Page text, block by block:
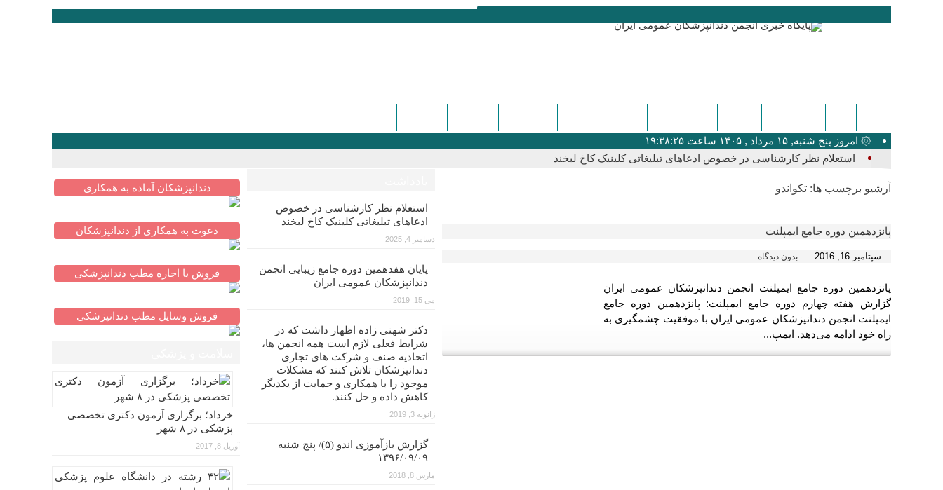
۞ امروز پنج شنبه, ۱۵ مرداد , ۱۴۰۵ ساعت ۱۹:۳۸:۲۵
ب_
آرشیو برچسب ها: تکواندو
پانزدهمین دوره جامع ایمپلنت
سپتامبر 16, 2016 بدون دیدگاه
پانزدهمین دوره جامع ایمپلنت انجمن دندانپزشکان عمومی ایران
گزارش هفته چهارم دوره جامع ایمپلنت: پانزدهمین دوره جامع
ایمپلنت انجمن دندانپزشکان عمومی ایران با موفقیت چشمگیری به
راه خود ادامه می‌دهد. ایمپ...
استعلام نظر کارشناسی در خصوص
ادعاهای تبلیغاتی کلینیک کاخ لبخند
دسامبر 4, 2025
پایان هفدهمین دوره جامع زیبایی انجمن
دندانپزشکان عمومی ایران
می 15, 2019
دکتر شهنی زاده اظهار داشت که در
شرایط فعلی لازم است همه انجمن ها،
اتحادیه صنف و شرکت های تجاری
دندانپزشکان تلاش کنند که مشکلات
موجود را با همکاری و حمایت از یکدیگر
کاهش داده و حل کنند.
ژانویه 3, 2019
گزارش بازآموزی اندو (۵)/ پنج شنبه
۱۳۹۶/۰۹/۰۹
مارس 8, 2018
دندانپزشکان آماده به همکاری
دعوت به همکاری از دندانپزشکان
فروش یا اجاره مطب دندانپزشکی
فروش وسایل مطب دندانپزشکی
خرداد؛ برگزاری آزمون دکتری تخصصی
پزشکی در ۸ شهر
آوریل 8, 2017